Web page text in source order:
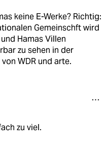
keine E-Werke? Richtig:
Gemeinschft wird
Hamas Villen
zu sehen in der
WDR und arte.
zu viel.